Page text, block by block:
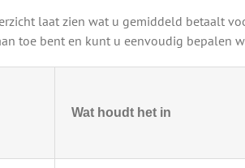
laat zien wat u gemiddeld betaalt
toe bent en kunt u eenvoudig bepalen
Wat houdt het in